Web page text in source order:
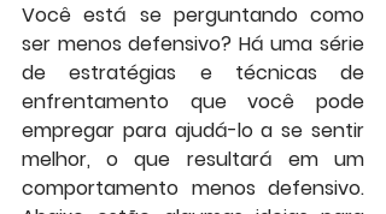
Você está se perguntando como
ser menos defensivo? Há uma série
de estratégias e técnicas de
enfrentamento que você pode
empregar para ajudá-lo a se sentir
melhor, o que resultará em um
comportamento menos defensivo.